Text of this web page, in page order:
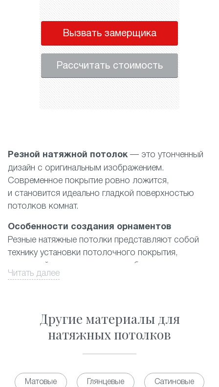
Вызвать замерщика
Рассчитать стоимость
Резной натяжной потолок — это утонченный
дизайн с оригинальным изображением.
Современное покрытие ровно ложится,
и становится идеально гладкой поверхностью
потолков комнат.
Особенности создания орнаментов
Резные натяжные потолки представляют собой
технику установки потолочного покрытия,
в которой используются два и более полотна
ПВХ-материала, где наружный имеет
из дополняющих друг друга цветов. Орнамент
правильных геометрических фигур разных
размеров. Существующий на данный момент
из них, а также ответ на вопрос, сколько стоит
Читать далее
Другие материалы для
натяжных потолков
Матовые Глянцевые Сатиновые